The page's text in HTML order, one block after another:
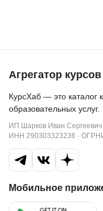
Агрегатор
КурсХаб — это каталог
образовательных услуг.
ИП Шарков Иван Сергеевич
ИНН 290303323236 ·
Мобильное